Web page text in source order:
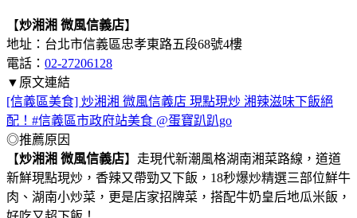
【炒湘湘 微風信義店】
地址：台北市信義區忠孝東路五段68號4樓
電話： 02-27206128
▼原文連結
[信義區美食] 炒湘湘 微風信義店 現點現炒 湘辣滋味下飯絕
配！#信義區市政府站美食 @蛋寶趴趴go
◎推薦原因
【炒湘湘 微風信義店】走現代新潮風格湖南湘菜路線，道道
新鮮現點現炒，香辣又帶勁又下飯，18秒爆炒精選三部位鮮牛
肉、湖南小炒菜，更是店家招牌菜，搭配牛奶皇后地瓜米飯，